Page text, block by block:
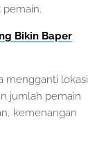
Bikin Baper
mengganti lokasi
jumlah pemain
kemenangan